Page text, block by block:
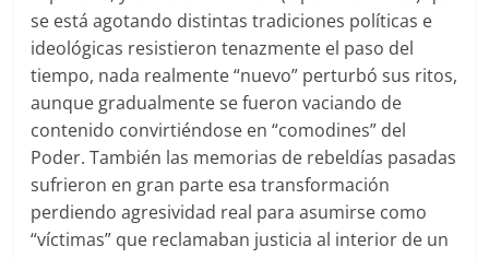
se está agotando distintas tradiciones políticas e
ideológicas resistieron tenazmente el paso del
tiempo, nada realmente “nuevo” perturbó sus ritos,
aunque gradualmente se fueron vaciando de
contenido convirtiéndose en “comodines” del
Poder. También las memorias de rebeldías pasadas
sufrieron en gran parte esa transformación
perdiendo agresividad real para asumirse como
“víctimas” que reclamaban justicia al interior de un